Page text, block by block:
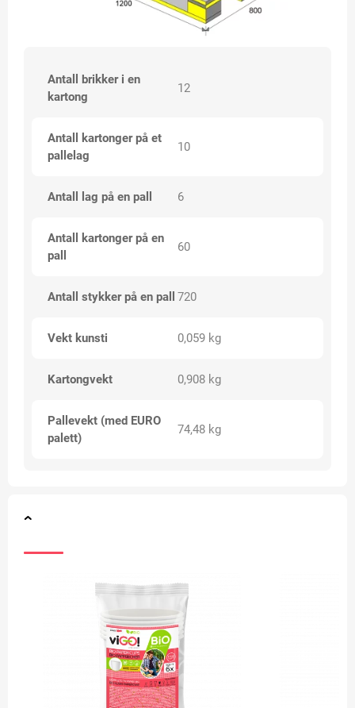
Antall brikker i en
kartong
12
Antall kartonger på et
pallelag
10
Antall lag på en pall 6
Antall kartonger på en
pall
60
Antall stykker på en pall 720
Vekt kunsti 0,059 kg
Kartongvekt 0,908 kg
Pallevekt (med EURO
palett)
74,48 kg